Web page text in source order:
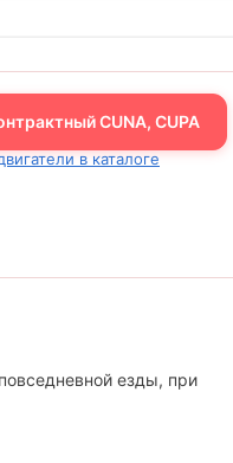
CUNA, CUPA
в каталоге
езды, при